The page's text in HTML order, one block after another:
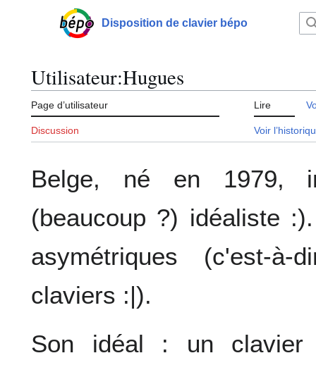
Menu principalDisposition de clavier bépo
Utilisateur:Hugues
Page d’utilisateur
Discussion
Lire
Voir
Belge, né en 1979,
(beaucoup ?) idéaliste
asymétriques (c'est-
claviers :|).
Son idéal : un clavier